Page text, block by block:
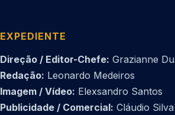
EXPEDIENTE
Direção / Editor-Chefe: Grazianne
Redação: Leonardo Medeiros
Imagem / Vídeo: Elexsandro Santos
Publicidade / Comercial: Cláudio Silva